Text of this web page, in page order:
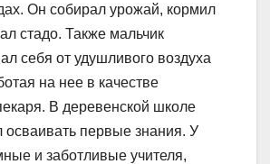
Он собирал урожай, кормил
стадо. Также мальчик
себя от удушливого воздуха
на нее в качестве
В деревенской школе
первые знания. У
и заботливые учителя,